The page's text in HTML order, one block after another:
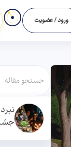
ورود / عضویت